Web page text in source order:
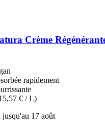
Crème
rapidement
€ / L)
17 août